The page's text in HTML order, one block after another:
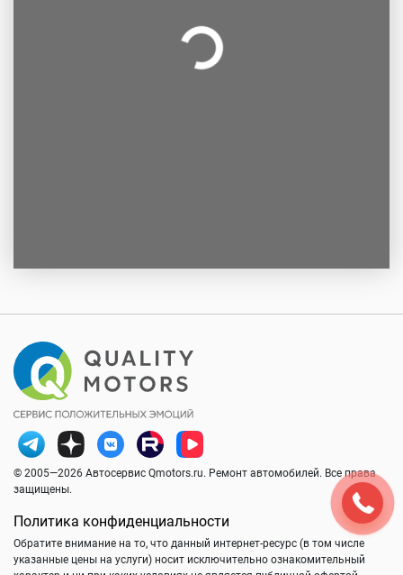
© 2005—2026 Автосервис Qmotors.ru. Ремонт автомобилей. Все права
защищены.
Политика конфиденциальности
Обратите внимание на то, что данный интернет-ресурс (в том числе
указанные цены на услуги) носит исключительно ознакомительный